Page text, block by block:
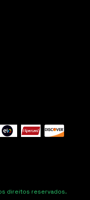
direitos reservados.